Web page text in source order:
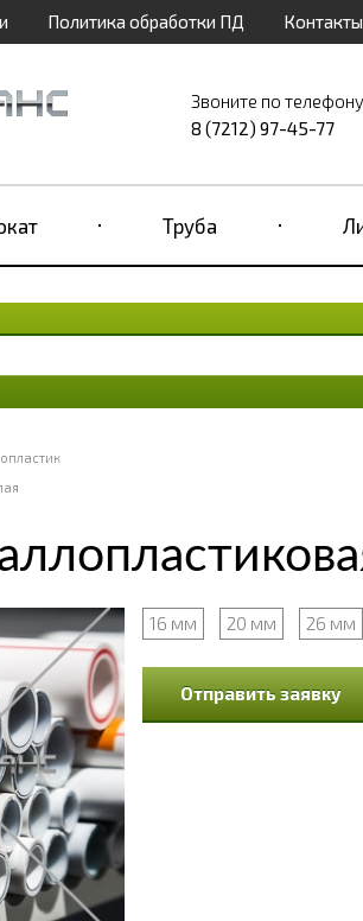
Политика обработки ПД Контакты
Звоните по телефону
8 (7212) 97-45-77
Труба
16 мм 20 мм 26 мм
Отправить заявку